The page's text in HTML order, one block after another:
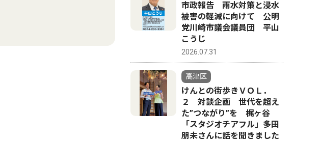
市政報告 雨水対策と浸水
被害の軽減に向けて 公明
党川崎市議会議員団 平山
こうじ
2026.07.31
高津区
けんとの街歩きＶＯＬ．
２ 対談企画 世代を超え
た”つながり”を 梶ヶ谷
「スタジオチアフル」多田
朋未さんに話を聞きました